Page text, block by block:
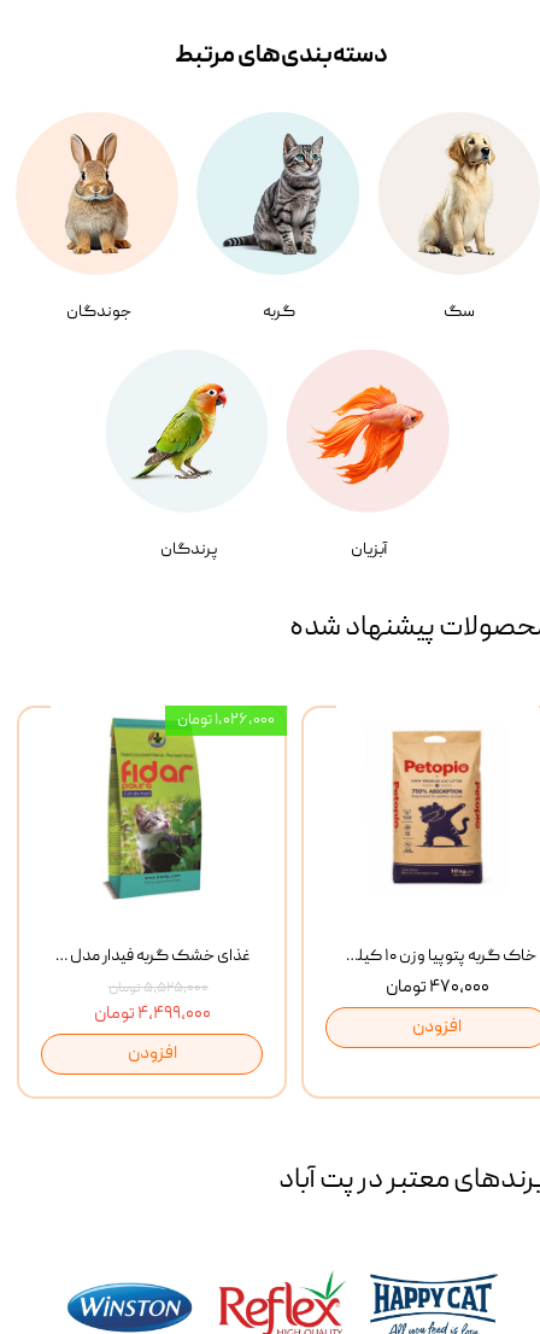
سگ گربه جوندگان
آبزیان پرندگان
دسته‌بندی‌‌های مرتبط
پیشنهاد شده
غذای خشک گربه فیدار مدل Adult وزن 10 کیلوگرم
۵,۵۲۵,۰۰۰ تومان
۴,۴۹۹,۰۰۰ تومان
افزودن
۱,۰۲۶,۰۰۰ تومان
خاک گربه پتوپیا وزن ۱۰ کیلوگرم
۴۷۰,۰۰۰ تومان
افزودن
معتبر در پت آباد